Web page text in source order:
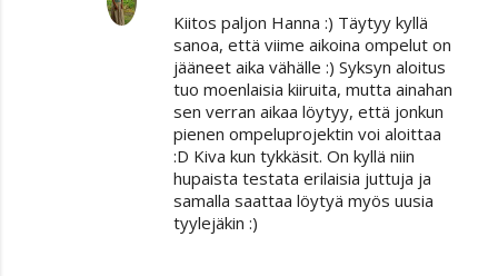
Kiitos paljon Hanna :) Täytyy kyllä
sanoa, että viime aikoina ompelut on
jääneet aika vähälle :) Syksyn aloitus
tuo moenlaisia kiiruita, mutta ainahan
sen verran aikaa löytyy, että jonkun
pienen ompeluprojektin voi aloittaa
:D Kiva kun tykkäsit. On kyllä niin
hupaista testata erilaisia juttuja ja
samalla saattaa löytyä myös uusia
tyylejäkin :)